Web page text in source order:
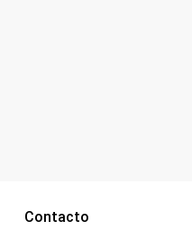
Contacto